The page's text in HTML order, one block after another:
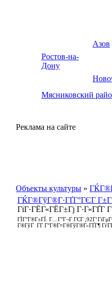
Азов
Ростов-на-
Дону
Мясниковский
Реклама на сайте
Объекты культуры »
ГЌГ®ГўГ®Г·ГҐГ°ГЄГ
ГіГ·ГЁГ«ГЁГ±Гј
ГЇГ°Г®Г±ГЇ. Г…Г°Г¬Г ГЄГ
Г®ГўГ Г­Г Г°Г®Г¤Г®ГўГ®Г«ГҐГ¶